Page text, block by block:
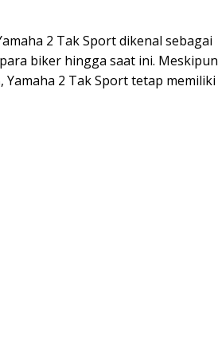
2 Tak Sport dikenal sebagai
biker hingga saat ini. Meskipun
2 Tak Sport tetap memiliki